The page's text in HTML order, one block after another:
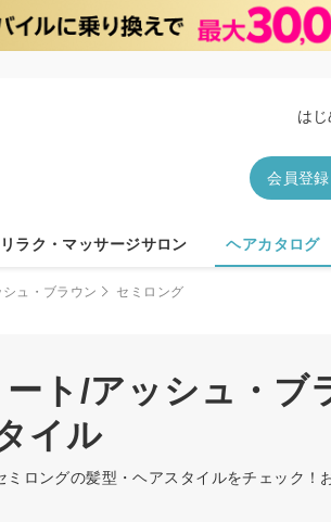
は
会員登
リラク・マッサージサロン ヘアカタログ
シュ・ブラウン セミロング
ト/アッシュ・ブ
イル
ロングの髪型・ヘアスタイルをチェック